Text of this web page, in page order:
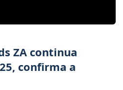
ZA continua
confirma a